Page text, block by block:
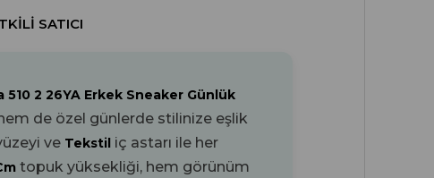
SATICI
510 2 26YA Erkek Sneaker Günlük
de özel günlerde stilinize eşlik
ve Tekstil iç astarı ile her
topuk yüksekliği, hem görünüm